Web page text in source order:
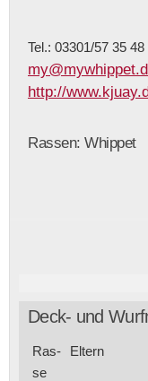
Tel.: 03301/57 35 48
http://
Rassen: Whippet
Deck- und
Ras­
se
Eltern